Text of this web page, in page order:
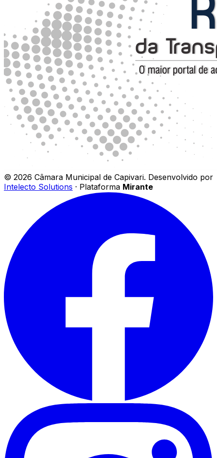
© 2026 Câmara Municipal de Capivari. Desenvolvido por
Intelecto Solutions · Plataforma Mirante